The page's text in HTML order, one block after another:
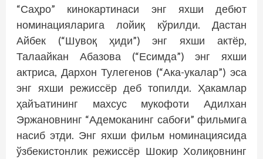
“Саҳро” кинокартинаси энг яхши деб­ют
номинацияларига лойиқ кўрилди. Дастан
Айбек (“Шувоқ ҳиди”) энг яхши актёр,
Талаайкан Абазова (“Есимда”) энг яхши
актриса, Дархон Тулегенов (“Ака-укалар”) эса
энг яхши режиссёр деб топилди. Ҳакамлар
ҳайъатининг махсус мукофоти Адилхан
Эржановнинг “Адемоканинг сабоғи” фильмига
насиб этди. Энг яхши фильм номинациясида
ўзбекис­тонлик режиссёр Шокир Холиқовнинг